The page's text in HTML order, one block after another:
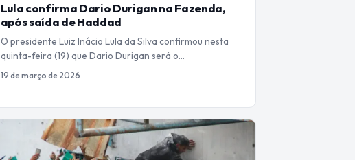
Lula confirma Dario Durigan na Fazenda,
após saída de Haddad
O presidente Luiz Inácio Lula da Silva confirmou nesta
quinta-feira (19) que Dario Durigan será o…
19 de março de 2026